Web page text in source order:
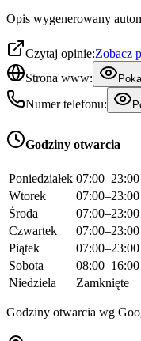
Opis wygenerowany
Czytaj opinie:Zobacz
Strona www:
Numer telefonu:
Godziny otwarcia
Poniedziałek 07:00–23:00
Wtorek
07:00–23:00
Środa
07:00–23:00
Czwartek
07:00–23:00
Piątek
07:00–23:00
Sobota
08:00–16:00
Niedziela
Zamknięte
Godziny otwarcia wg